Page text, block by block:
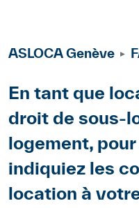
ASLOCA Genève
Body
En tant que
droit de sous-
logement,
indiquiez les
location à